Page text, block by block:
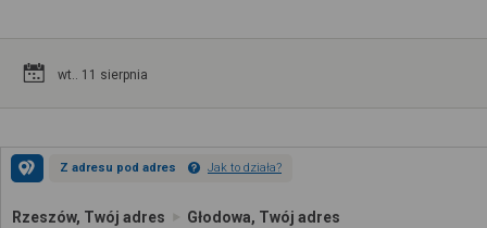
wt.. 11 sierpnia
Z adresu pod adres Jak to działa?
Rzeszów, Twój adres Głodowa, Twój adres